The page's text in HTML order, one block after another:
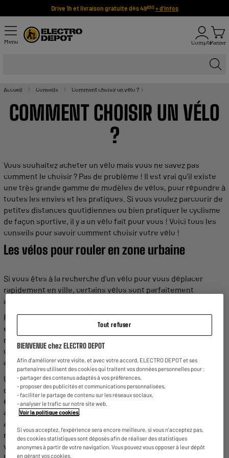
Drive 1h et livraison gratuite dès 49€90 + d'infos
Menu ComptePanier
Accueil Conseils Comment choisir un vélo ?
COMMENT CHOISIR UN VÉLO
?
Vous souhaitez acheter un vélo mais vous ne savez pas
comment le choisir? Pas de problème ! Il est vrai qu’il existe
une très grande gamme de modèles de vélos, pour répondre à
toutes les envies et les pratiques. Si vous voulez parcourir de
petites distances quotidiennes ou bien pratiquer le cyclisme
de façon sportive, il y a un vélo fait pour vous ! Voici tous les
conseils pour savoir comment choisir votre vélo !
Les vélos pour rouler en zone urbaine
Si vous êtes à la recherche d’un vélo pour vous déplacer
rapidement en ville, certains vélos sont parfaitement
adaptés.
Parmi lesdifférents typesde vélos pouvant vous être utiles
en zone urbaine, il y a bien sûr le vélo de ville. Il est
rouler
caractéristiques sont faites pour les
aller de votre domicile au travail par exemple.
Un bon vélo devilleest équipé denombreuses
d’offrir le maximum deconfortet de sécurité possible :
éclairage, garde-boue, panier et porte-bagage, etc. Il doit
avoir au minimum six
agréable quelle que soit la
milieu urbain. Sesrouesont des pneus plutôtlargespour
vous garantir une bonne stabilité, tout en restant maniable et
Tout refuser
BIENVENUE chez ELECTRO DEPOT
Afin d'améliorer votre visite, et avec votre accord, ELECTRO DEPOT et ses
partenaires utilisent des cookies qui traitent vos données personnelles pour :
- partager des contenus adaptés à vos préférences,
- proposer des publicités et communications personnalisées,
- faciliter le partage de contenu sur les réseaux sociaux,
- analyser le trafic sur notre site web.
Voir la politique cookies
Si vous acceptez, l'expérience sera encore meilleure, si vous n'acceptez pas,
des cookies statistiques sont déposés afin de réaliser des statistiques
anonymes à partir de votre navigation. Vous pouvez vous opposer à leur dépôt
en gérant vos cookies.